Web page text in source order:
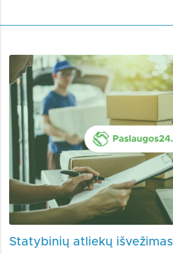
Statybinių atliekų išvežimas